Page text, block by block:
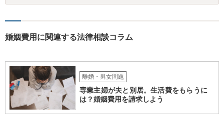
みやかに合意のための話し合いあるいは調停申立てをすべきでしょ
婚姻費用に関連する法律相談コラム
離婚・男女問題
専業主婦が夫と別居。生活費をもらうに
は？婚姻費用を請求しよう